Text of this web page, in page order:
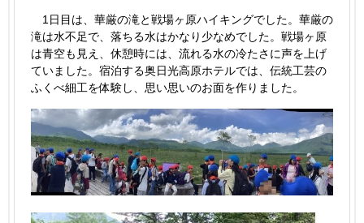
1日目は、華厳の滝と戦場ヶ原ハイキングでした。華厳の
滝は水不足で、落ちる水はかなり少なめでした。戦場ヶ原
は青空も見え、休憩時には、流れる水の冷たさに声を上げ
ていました。宿泊する奥日光高原ホテルでは、伝統工芸の
ふくべ細工を体験し、思い思いのお面を作りました。